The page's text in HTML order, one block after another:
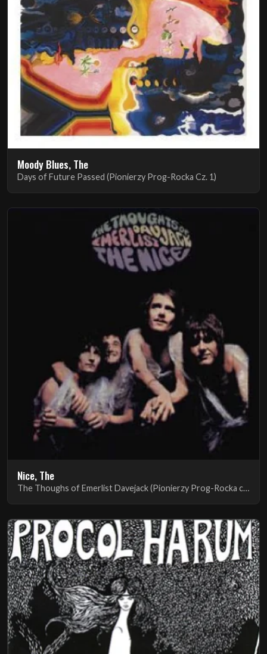
Moody Blues, The
Days of Future Passed (Pionierzy Prog-Rocka Cz. 1)
Nice, The
The Thoughs of Emerlist Davejack (Pionierzy Prog-Rocka cz.2)